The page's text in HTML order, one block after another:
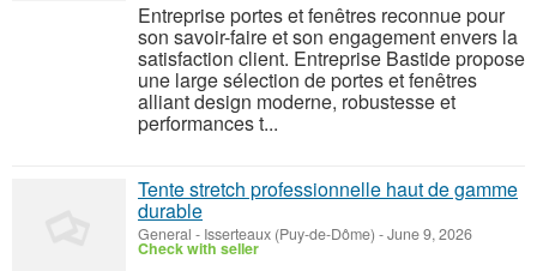
Entreprise portes et fenêtres reconnue pour
son savoir-faire et son engagement envers la
satisfaction client. Entreprise Bastide propose
une large sélection de portes et fenêtres
alliant design moderne, robustesse et
performances t...
Tente stretch professionnelle haut de gamme
durable
General - Isserteaux (Puy-de-Dôme) -June 9, 2026
Check with seller